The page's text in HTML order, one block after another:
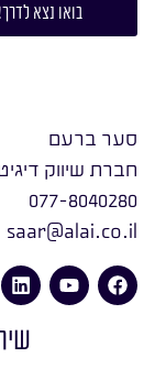
בואו נצא לדרך!
סער ברעם
חברת שיווק
077-8040280
saar@alai.co.il